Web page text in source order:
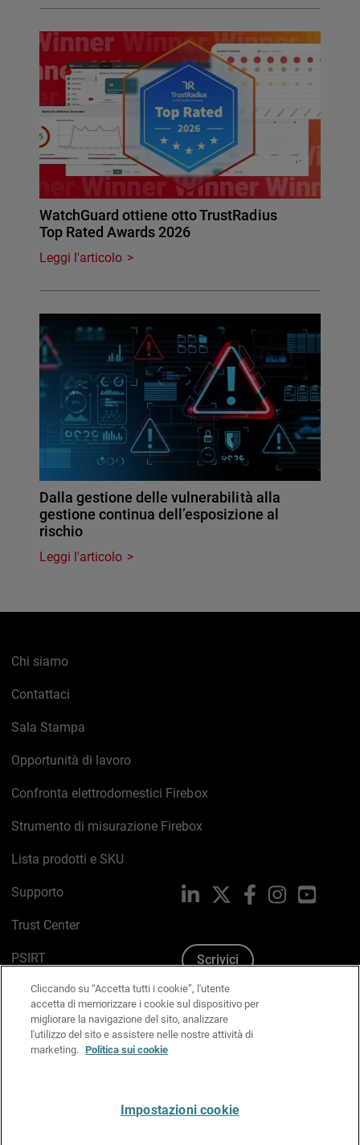
WatchGuard ottiene otto TrustRadius
Top Rated Awards 2026
Leggi l'articolo
Dalla gestione delle vulnerabilità alla
gestione continua dell’esposizione al
rischio
Leggi l'articolo
Chi siamo
Contattaci
Sala Stampa
Opportunità di lavoro
Confronta elettrodomestici Firebox
Strumento di misurazione Firebox
Lista prodotti e SKU
Supporto
Trust Center
PSIRT
Politica sui cookie
Informativa sulla privacy
Kit Media & Brand
LinkedIn FacebookInstagram
Scrivici
Cliccando su “Accetta tutti i cookie”, l'utente
accetta di memorizzare i cookie sul dispositivo per
migliorare la navigazione del sito, analizzare
l'utilizzo del sito e assistere nelle nostre attività di
marketing. Politica sui cookie
Impostazioni cookie